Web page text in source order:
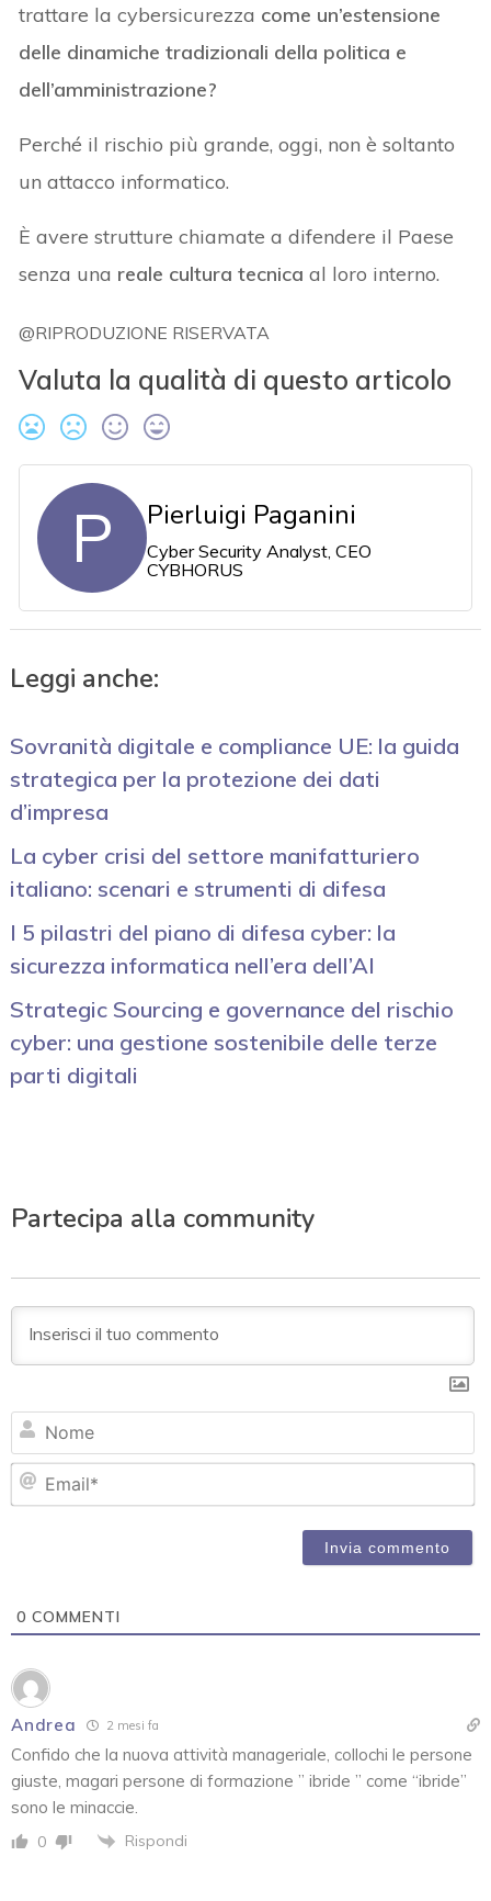
trattare la cybersicurezza come un’estensione
delle dinamiche tradizionali della politica e
dell’amministrazione?
Perché il rischio più grande, oggi, non è soltanto
un attacco informatico.
È avere strutture chiamate a difendere il Paese
senza una reale cultura tecnica al loro interno.
@RIPRODUZIONE RISERVATA
Valuta la qualità di questo articolo
P Pierluigi Paganini
Cyber Security Analyst, CEO
CYBHORUS
Leggi anche:
Sovranità digitale e compliance UE: la guida
strategica per la protezione dei dati
d’impresa
La cyber crisi del settore manifatturiero
italiano: scenari e strumenti di difesa
I 5 pilastri del piano di difesa cyber: la
sicurezza informatica nell’era dell’AI
Strategic Sourcing e governance del rischio
cyber: una gestione sostenibile delle terze
parti digitali
Partecipa alla community
0 COMMENTI
Andrea 2 mesi fa
Confido che la nuova attività manageriale, collochi le persone
giuste, magari persone di formazione ” ibride ” come “ibride”
sono le minaccie.
0 Rispondi